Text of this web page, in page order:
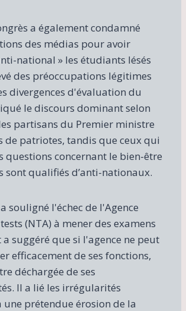
a également condamné
des médias pour avoir
national » les étudiants lésés
des préoccupations légitimes
divergences d'évaluation du
le discours dominant selon
partisans du Premier ministre
de patriotes, tandis que ceux qui
questions concernant le bien-être
sont qualifiés d’anti-nationaux.
souligné l'échec de l'Agence
(NTA) à mener des examens
suggéré que si l'agence ne peut
efficacement de ses fonctions,
déchargée de ses
Il a lié les irrégularités
une prétendue érosion de la